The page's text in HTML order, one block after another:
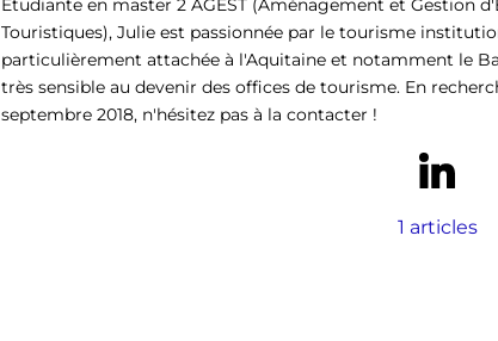
Etudiante en master 2 AGEST (Aménagement et Gestion
Touristiques), Julie est passionnée par le tourisme
particulièrement attachée à l'Aquitaine et notamment le
très sensible au devenir des offices de tourisme. En
septembre 2018, n'hésitez pas à la contacter !
1 articles